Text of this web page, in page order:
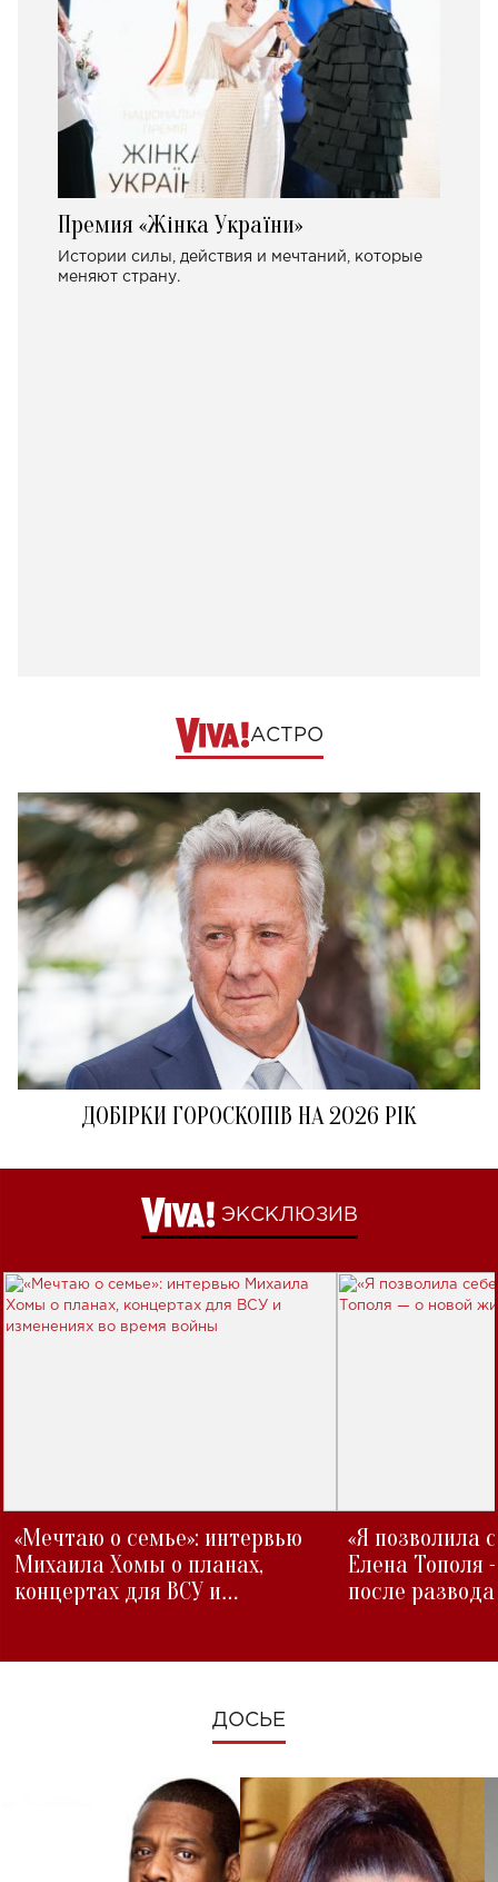
Премия «Жінка України»
Истории силы, действия и мечтаний, которые
меняют страну.
АСТРО
ДОБІРКИ ГОРОСКОПІВ НА 2026 РІК
ЭКСКЛЮЗИВ
«Мечтаю о семье»: интервью
Михаила Хомы о планах,
концертах для ВСУ и
«Я позволила
Елена Тополя
после развода
ДОСЬЕ